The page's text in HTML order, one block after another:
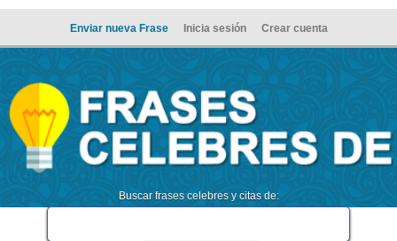
Enviar nueva Frase Inicia sesión Crear cuenta
Buscar frases celebres y citas de: